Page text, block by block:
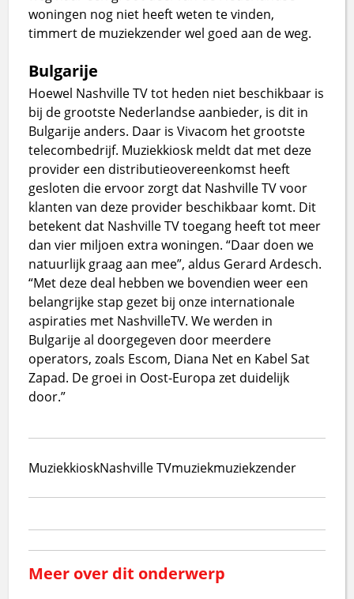
woningen nog niet heeft weten te vinden,
timmert de muziekzender wel goed aan de weg.
Bulgarije
Hoewel Nashville TV tot heden niet beschikbaar is
bij de grootste Nederlandse aanbieder, is dit in
Bulgarije anders. Daar is Vivacom het grootste
telecombedrijf. Muziekkiosk meldt dat met deze
provider een distributieovereenkomst heeft
gesloten die ervoor zorgt dat Nashville TV voor
klanten van deze provider beschikbaar komt. Dit
betekent dat Nashville TV toegang heeft tot meer
dan vier miljoen extra woningen. “Daar doen we
natuurlijk graag aan mee”, aldus Gerard Ardesch.
“Met deze deal hebben we bovendien weer een
belangrijke stap gezet bij onze internationale
aspiraties met NashvilleTV. We werden in
Bulgarije al doorgegeven door meerdere
operators, zoals Escom, Diana Net en Kabel Sat
Zapad. De groei in Oost-Europa zet duidelijk
door.”
MuziekkioskNashville TVmuziekmuziekzender
Meer over dit onderwerp